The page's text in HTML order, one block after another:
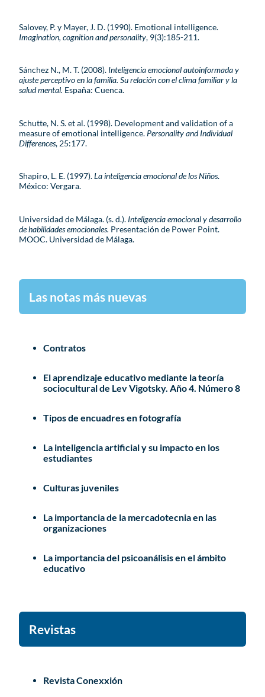
Salovey, P. y Mayer, J. D. (1990). Emotional intelligence.
Imagination, cognition and personality, 9(3):185-211.
Sánchez N., M. T. (2008). Inteligencia emocional autoinformada y
ajuste perceptivo en la familia. Su relación con el clima familiar y la
salud mental. España: Cuenca.
Schutte, N. S. et al. (1998). Development and validation of a
measure of emotional intelligence. Personality and Individual
Differences, 25:177.
Shapiro, L. E. (1997).La inteligencia emocional de los Niños.
México: Vergara.
Universidad de Málaga. (s. d.). Inteligencia emocional y desarrollo
de habilidades emocionales. Presentación de Power Point.
MOOC. Universidad de Málaga.
Las notas más nuevas
Contratos
El aprendizaje educativo mediante la teoría
sociocultural de Lev Vigotsky. Año 4. Número 8
Tipos de encuadres en fotografía
La inteligencia artificial y su impacto en los
estudiantes
Culturas juveniles
La importancia de la mercadotecnia en las
organizaciones
La importancia del psicoanálisis en el ámbito
educativo
Revistas
Revista Conexxión